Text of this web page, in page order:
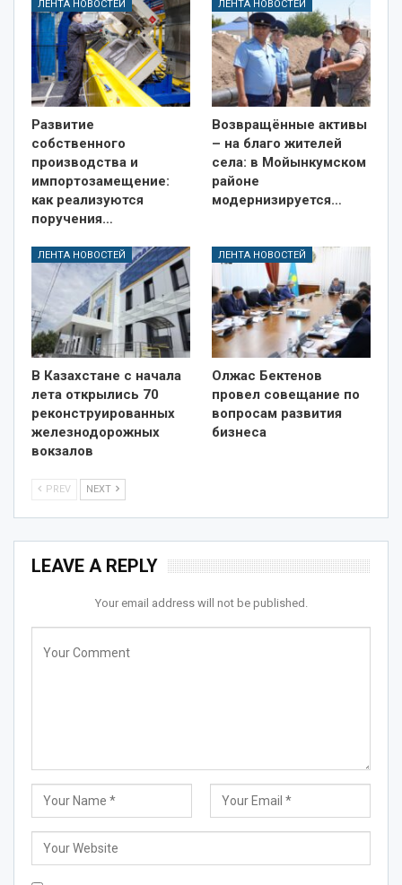
ЛЕНТА НОВОСТЕЙ
Развитие
собственного
производства и
импортозамещение:
как реализуются
поручения…
ЛЕНТА НОВОСТЕЙ
Возвращённые активы
– на благо жителей
села: в Мойынкумском
районе
модернизируется…
ЛЕНТА НОВОСТЕЙ
В Казахстане с начала
лета открылись 70
реконструированных
железнодорожных
вокзалов
ЛЕНТА НОВОСТЕЙ
Олжас Бектенов
провел совещание по
вопросам развития
бизнеса
PREV NEXT
LEAVE A REPLY
Your email address will not be published.